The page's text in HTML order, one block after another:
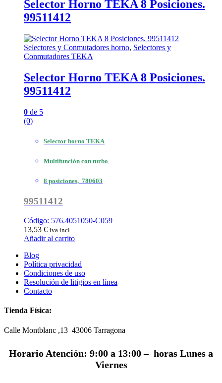
Selector Horno TEKA 8 Posiciones.
99511412
Selectores y Conmutadores horno, Selectores y
Conmutadores TEKA
Selector Horno TEKA 8 Posiciones.
99511412
0 de 5
(0)
Selector horno TEKA
Multifunción con turbo
8 posiciones, 780603
99511412
Código: 576.4051050-C059
13,53 € iva incl
Añadir al carrito
Blog
Política privacidad
Condiciones de uso
Resolución de litigios en línea
Contacto
Tienda Física:
Calle Montblanc ,13 43006 Tarragona
Horario Atención: 9:00 a 13:00 – horas Lunes a
Viernes